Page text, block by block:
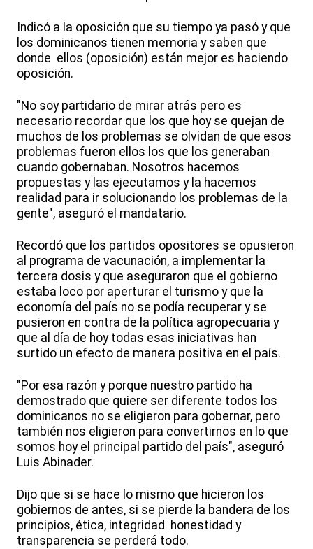
Indicó a la oposición que su tiempo ya pasó y que
los dominicanos tienen memoria y saben que
donde ellos (oposición) están mejor es haciendo
oposición.
"No soy partidario de mirar atrás pero es
necesario recordar que los que hoy se quejan de
muchos de los problemas se olvidan de que esos
problemas fueron ellos los que los generaban
cuando gobernaban. Nosotros hacemos
propuestas y las ejecutamos y la hacemos
realidad para ir solucionando los problemas de la
gente", aseguró el mandatario.
Recordó que los partidos opositores se opusieron
al programa de vacunación, a implementar la
tercera dosis y que aseguraron que el gobierno
estaba loco por aperturar el turismo y que la
economía del país no se podía recuperar y se
pusieron en contra de la política agropecuaria y
que al día de hoy todas esas iniciativas han
surtido un efecto de manera positiva en el país.
"Por esa razón y porque nuestro partido ha
demostrado que quiere ser diferente todos los
dominicanos no se eligieron para gobernar, pero
también nos eligieron para convertirnos en lo que
somos hoy el principal partido del país", aseguró
Luis Abinader.
Dijo que si se hace lo mismo que hicieron los
gobiernos de antes, si se pierde la bandera de los
principios, ética, integridad honestidad y
transparencia se perderá todo.